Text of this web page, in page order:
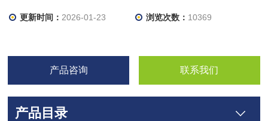
更新时间： 2026-01-23 浏览次数： 10369
产品咨询 联系我们
产品目录